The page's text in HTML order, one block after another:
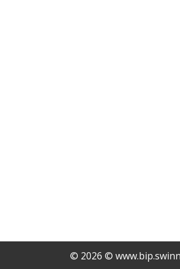
© 2026 ©